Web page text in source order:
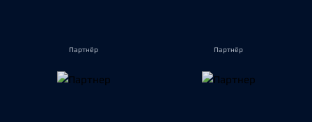
Партнёр Партнёр